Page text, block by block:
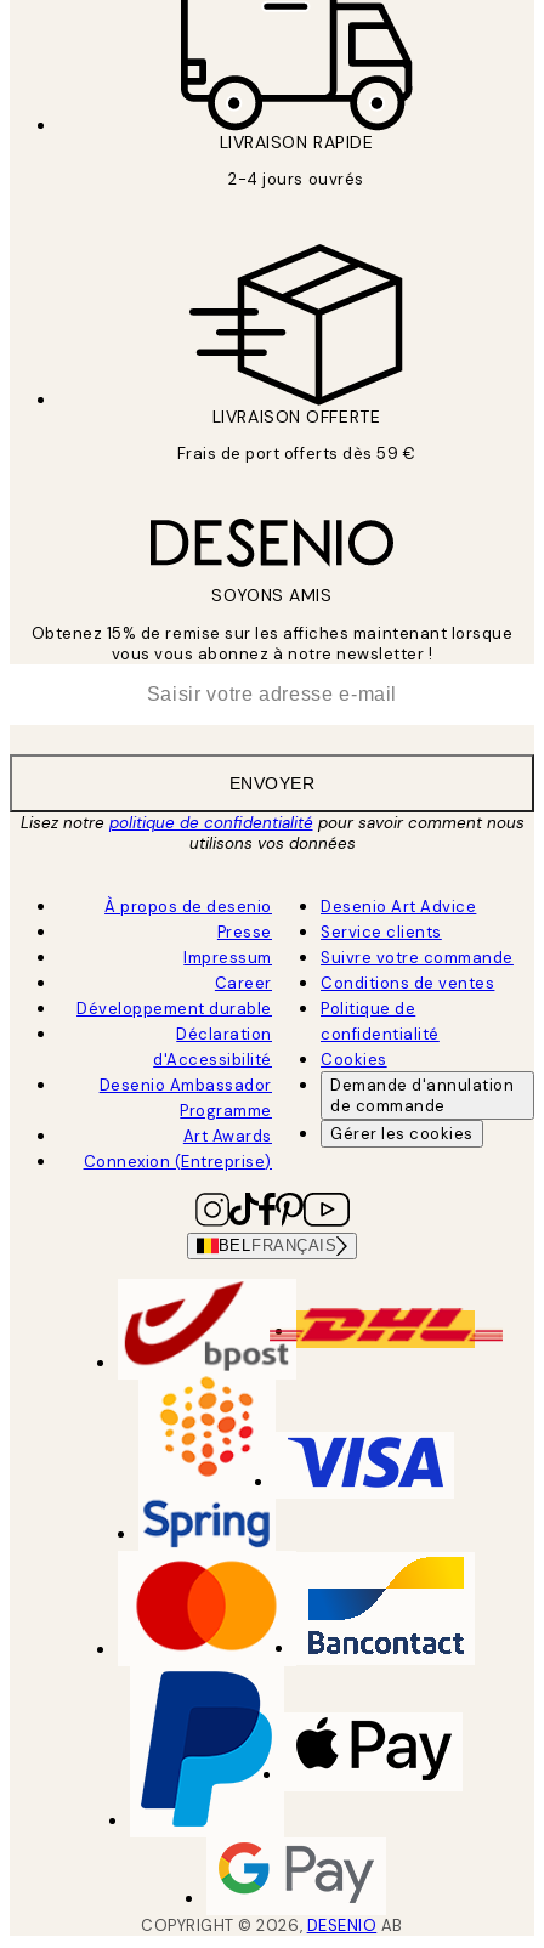
LIVRAISON RAPIDE
2-4 jours ouvrés
LIVRAISON OFFERTE
Frais de port offerts dès 59 €
SOYONS AMIS
Obtenez 15% de remise sur les affiches maintenant lorsque
vous vous abonnez à notre newsletter !
ENVOYER
Lisez notre politique de confidentialitépour savoir comment nous
utilisons vos données
À propos de desenio
Presse
Impressum
Career
Développement durable
Déclaration
d'Accessibilité
Desenio Ambassador
Programme
Art Awards
Connexion (Entreprise)
Desenio Art Advice
Service clients
Suivre votre commande
Conditions de ventes
Politique de
confidentialité
Cookies
Demande d'annulation
de commande
Gérer les cookies
BEL FRANÇAIS
COPYRIGHT ©2026, DESENIO AB